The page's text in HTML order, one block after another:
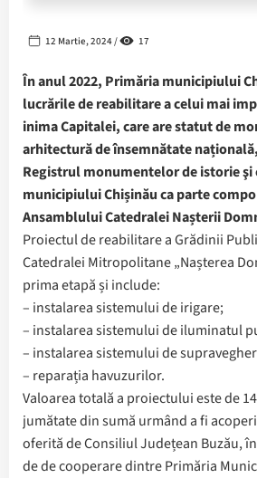
12 Martie, 2024 / 17
În anul 2022, Primăria municipiului
lucrările de reabilitare a celui mai
inima Capitalei, care are statut de
arhitectură de însemnătate
Registrul monumentelor de istorie şi
municipiului Chișinău ca parte
Ansamblului Catedralei Nașterii
Proiectul de reabilitare a Grădinii
Catedralei Mitropolitane „Nașterea
prima etapă și include:
– instalarea sistemului de irigare;
– instalarea sistemului de iluminatul
– instalarea sistemului de
– reparația havuzurilor.
Valoarea totală a proiectului este de
jumătate din sumă urmând a fi
oferită de Consiliul Județean Buzău,
de de cooperare dintre Primăria